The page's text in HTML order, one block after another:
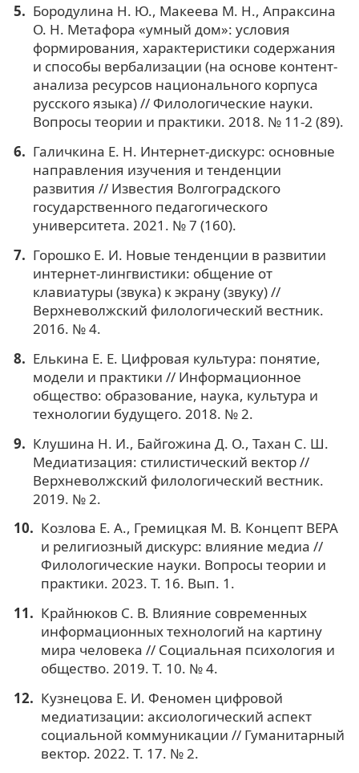
Бородулина Н. Ю., Макеева М. Н., Апраксина
О. Н. Метафора «умный дом»: условия
формирования, характеристики содержания
и способы вербализации (на основе контент-
анализа ресурсов национального корпуса
русского языка) // Филологические науки.
Вопросы теории и практики. 2018. № 11-2 (89).
Галичкина Е. Н. Интернет-дискурс: основные
направления изучения и тенденции
развития // Известия Волгоградского
государственного педагогического
университета. 2021. № 7 (160).
Горошко Е. И. Новые тенденции в развитии
интернет-лингвистики: общение от
клавиатуры (звука) к экрану (звуку) //
Верхневолжский филологический вестник.
2016. № 4.
Елькина Е. Е. Цифровая культура: понятие,
модели и практики // Информационное
общество: образование, наука, культура и
технологии будущего. 2018. № 2.
Клушина Н. И., Байгожина Д. О., Тахан С. Ш.
Медиатизация: стилистический вектор //
Верхневолжский филологический вестник.
2019. № 2.
Козлова Е. А., Гремицкая М. В. Концепт ВЕРА
и религиозный дискурс: влияние медиа //
Филологические науки. Вопросы теории и
практики. 2023. Т. 16. Вып. 1.
Крайнюков С. В. Влияние современных
информационных технологий на картину
мира человека // Социальная психология и
общество. 2019. Т. 10. № 4.
Кузнецова Е. И. Феномен цифровой
медиатизации: аксиологический аспект
социальной коммуникации // Гуманитарный
вектор. 2022. Т. 17. № 2.